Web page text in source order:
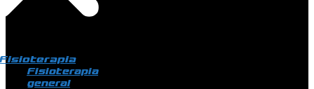
Fisioterapia
general